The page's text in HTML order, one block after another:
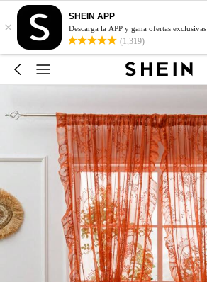
×
SHEIN APP
Descarga la APP y gana ofertas exclusivas
(1,319)